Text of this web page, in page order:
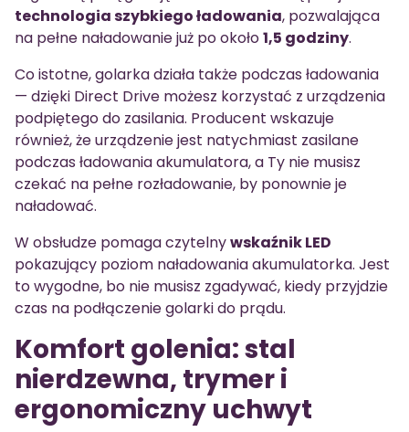
technologia szybkiego ładowania, pozwalająca
na pełne naładowanie już po około1,5 godziny.
Co istotne, golarka działa także podczas ładowania
— dzięki Direct Drive możesz korzystać z urządzenia
podpiętego do zasilania. Producent wskazuje
również, że urządzenie jest natychmiast zasilane
podczas ładowania akumulatora, a Ty nie musisz
czekać na pełne rozładowanie, by ponownie je
naładować.
W obsłudze pomaga czytelnywskaźnik LED
pokazujący poziom naładowania akumulatorka. Jest
to wygodne, bo nie musisz zgadywać, kiedy przyjdzie
czas na podłączenie golarki do prądu.
Komfort golenia: stal
nierdzewna, trymer i
ergonomiczny uchwyt